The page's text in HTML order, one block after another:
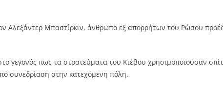
Αλεξάντερ Μπαστίρκιν, άνθρωπο εξ απορρήτων του Ρώσου
γεγονός πως τα στρατεύματα του Κιέβου χρησιμοποιούσαν
συνεδρίαση στην κατεχόμενη πόλη.